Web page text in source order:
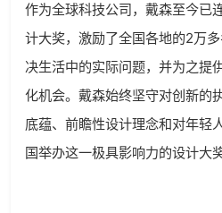
作为全球科技公司，戴森至今已
计大奖，激励了全国各地的2万
决生活中的实际问题，并为之提
化机会。戴森始终坚守对创新的
底蕴、前瞻性设计理念和对年轻
国举办这一极具影响力的设计大奖